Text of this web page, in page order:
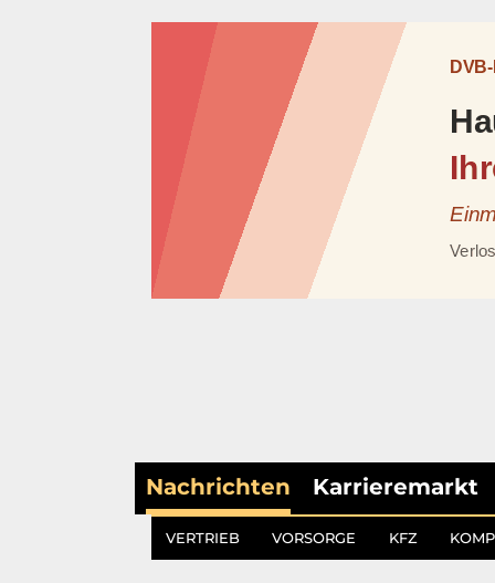
Nachrichten Karrieremarkt
VERTRIEB VORSORGE KFZ